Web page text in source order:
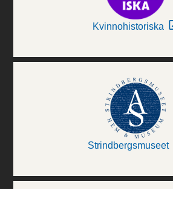
Kvinnohistoriska
Strindbergsmuseet